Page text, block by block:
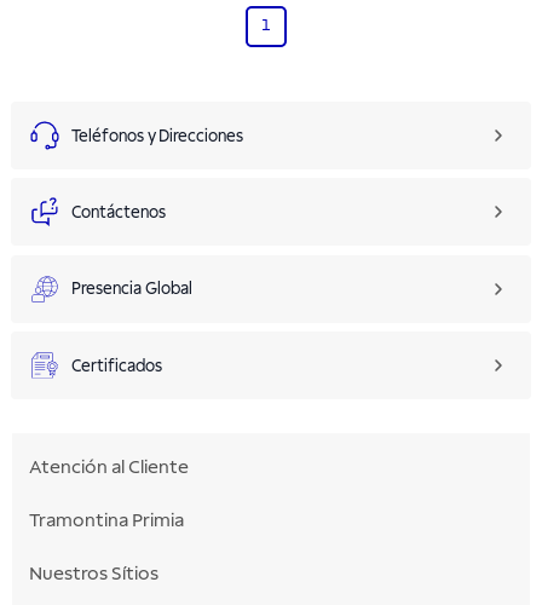
1
Teléfonos y Direcciones
Contáctenos
Presencia Global
Certificados
Atención al Cliente
Tramontina Primia
Nuestros Sítios